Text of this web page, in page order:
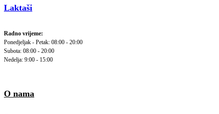
Laktaši
Radno vrijeme:
Ponedjeljak - Petak: 08:00 - 20:00
Subota: 08:00 - 20:00
Nedelja: 9:00 - 15:00
O nama